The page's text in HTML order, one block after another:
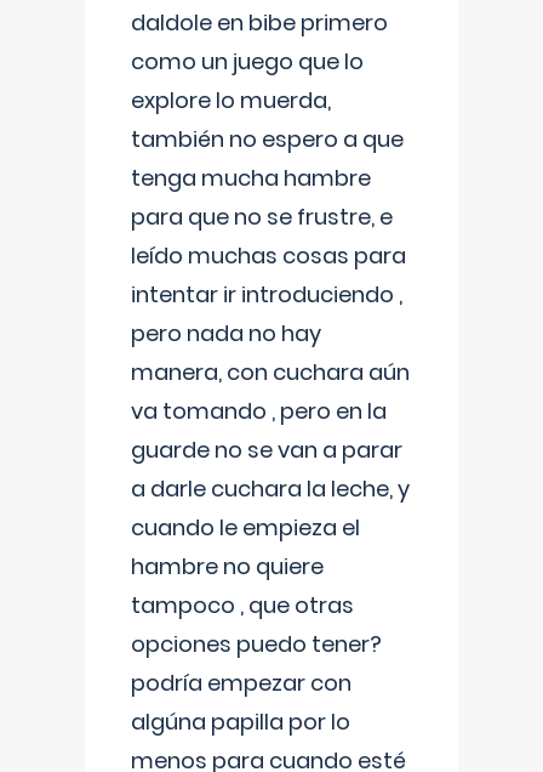
daldole en bibe primero
como un juego que lo
explore lo muerda,
también no espero a que
tenga mucha hambre
para que no se frustre, e
leído muchas cosas para
intentar ir introduciendo ,
pero nada no hay
manera, con cuchara aún
va tomando , pero en la
guarde no se van a parar
a darle cuchara la leche, y
cuando le empieza el
hambre no quiere
tampoco , que otras
opciones puedo tener?
podría empezar con
algúna papilla por lo
menos para cuando esté